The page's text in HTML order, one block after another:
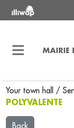
MAIRIE
Your town hall /
POLYVALENTE
Back